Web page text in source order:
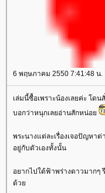
6 พฤษภาคม 2550 7:41:48 น.
เล่มนี้ซื้อเพราะน้องเลยค่ะ โด
บอกว่าหนุกเลยอ่านสักหน่อ
พระนางแต่ละเรื่องเจอปัญหา
อยู่กับตัวเองทั้งนั้น
อยากไปใต้ฟ้าพร่างดาวมากๆ
ด้ว